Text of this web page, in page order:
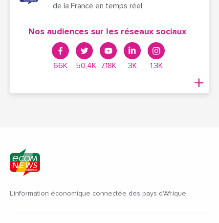
de la France en temps réel
Nos audiences sur les réseaux sociaux
66K 50,4K 7,18K 3K 1,3K
L'information économique connectée des pays d'Afrique